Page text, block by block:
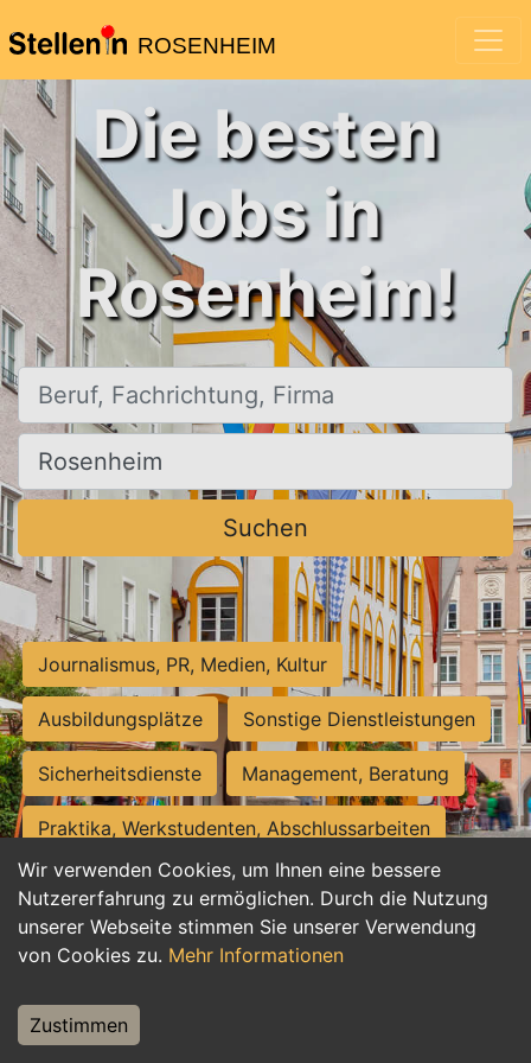
ROSENHEIM
Wir verwenden Cookies, um Ihnen eine bessere
Nutzererfahrung zu ermöglichen. Durch die Nutzung
unserer Webseite stimmen Sie unserer Verwendung
von Cookies zu. Mehr Informationen
Zustimmen
Die besten
Jobs in
Rosenheim!
Beruf, Fachrichtung, Firma
Ort, Stadt
Suchen
Journalismus, PR, Medien, Kultur
Ausbildungsplätze Sonstige Dienstleistungen
Sicherheitsdienste Management, Beratung
Praktika, Werkstudenten, Abschlussarbeiten
Personalwesen Assistenz, Sekretariat
Hilfskräfte, Aushilfs- und Nebenjobs
Weiterbildung, Studium, duale Ausbildung